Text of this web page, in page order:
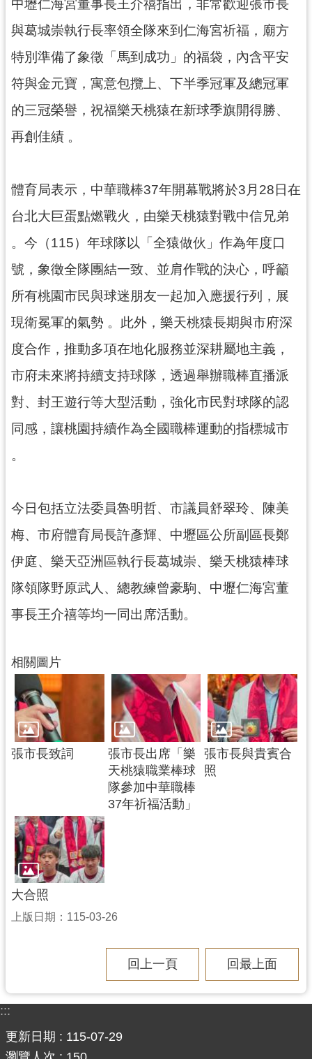
隱
私
權
政
策
網
站
全
政
策
政
府
網
站
料
開
宣
告
中壢仁海宮董事長王介禧指出，非常歡迎張市長
與葛城崇執行長率領全隊來到仁海宮祈福，廟方
特別準備了象徵「馬到成功」的福袋，內含平安
符與金元寶，寓意包攬上、下半季冠軍及總冠軍
的三冠榮譽，祝福樂天桃猿在新球季旗開得勝、
再創佳績 。
體育局表示，中華職棒37年開幕戰將於3月28日在
台北大巨蛋點燃戰火，由樂天桃猿對戰中信兄弟
。今（115）年球隊以「全猿做伙」作為年度口
號，象徵全隊團結一致、並肩作戰的決心，呼籲
所有桃園市民與球迷朋友一起加入應援行列，展
現衛冕軍的氣勢 。此外，樂天桃猿長期與市府深
度合作，推動多項在地化服務並深耕屬地主義，
市府未來將持續支持球隊，透過舉辦職棒直播派
對、封王遊行等大型活動，強化市民對球隊的認
同感，讓桃園持續作為全國職棒運動的指標城市
。
今日包括立法委員魯明哲、市議員舒翠玲、陳美
梅、市府體育局長許彥輝、中壢區公所副區長鄭
伊庭、樂天亞洲區執行長葛城崇、樂天桃猿棒球
隊領隊野原武人、總教練曾豪駒、中壢仁海宮董
事長王介禧等均一同出席活動。
相關圖片
張市長致詞
張市長出席「樂
天桃猿職業棒球
隊參加中華職棒
37年祈福活動」
張市長與貴賓合
照
大合照
上版日期：115-03-26
回上一頁 回最上面
:::
更新日期
115-07-29